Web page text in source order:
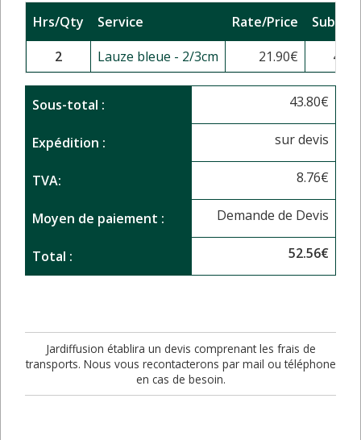
Hrs/Qty Service Rate/Price
Sub
2
Lauze bleue - 2/3cm 21.90€
Sous-total : 43.80€
Expédition : sur devis
TVA: 8.76€
Moyen de paiement : Demande de Devis
Total : 52.56€
Jardiffusion établira un devis comprenant les frais de
transports. Nous vous recontacterons par mail ou téléphone
en cas de besoin.